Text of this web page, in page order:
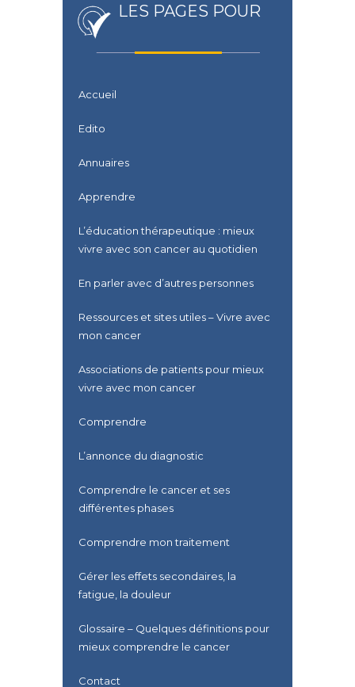
LES PAGES POUR
Accueil
Edito
Annuaires
Apprendre
L’éducation thérapeutique : mieux
vivre avec son cancer au quotidien
En parler avec d’autres personnes
Ressources et sites utiles – Vivre avec
mon cancer
Associations de patients pour mieux
vivre avec mon cancer
Comprendre
L’annonce du diagnostic
Comprendre le cancer et ses
différentes phases
Comprendre mon traitement
Gérer les effets secondaires, la
fatigue, la douleur
Glossaire – Quelques définitions pour
mieux comprendre le cancer
Contact